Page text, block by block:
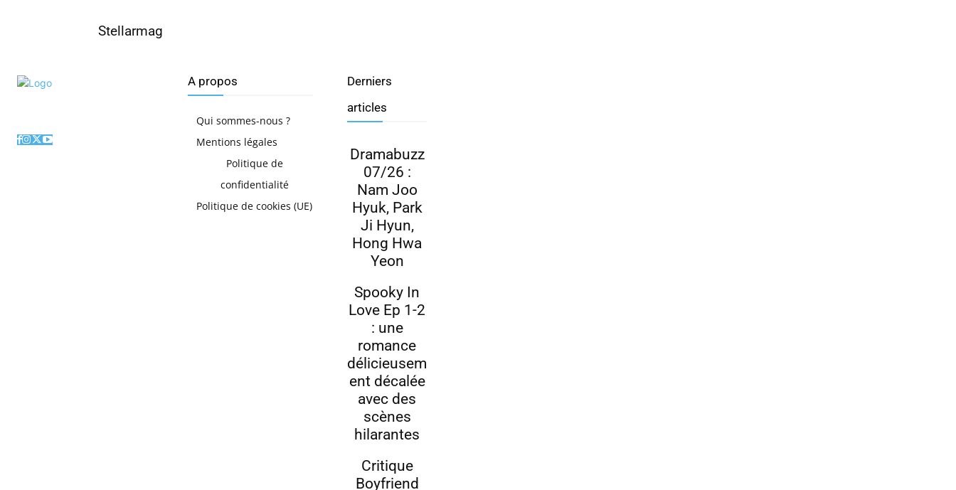
Stellarmag
A propos
Qui sommes-nous ?
Mentions légales
Politique de
confidentialité
Politique de cookies (UE)
Derniers
articles
Dramabuzz
07/26 :
Nam Joo
Hyuk, Park
Ji Hyun,
Hong Hwa
Yeon
Spooky In
Love Ep 1-2
: une
romance
délicieusem
ent décalée
avec des
scènes
hilarantes
Critique
Boyfriend